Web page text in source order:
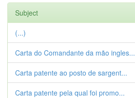
Subject
(...)
Carta do Comandante da mão ingles...
Carta patente ao posto de sargent...
Carta patente pela qual foi promo...